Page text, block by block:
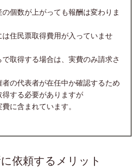
数が上がっても報酬は変わりま
民票取得費用が入っていませ
る場合は、実費のみ請求さ
代表者が在任中か確認するため
する必要がありますが
れています。
依頼するメリット